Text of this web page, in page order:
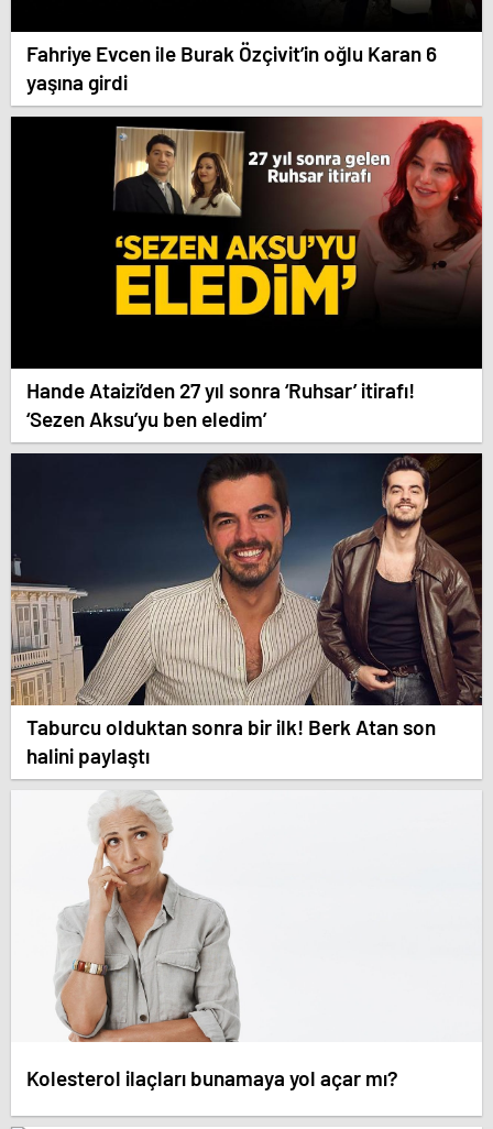
Fahriye Evcen ile Burak Özçivit’in oğlu Karan 6
yaşına girdi
Hande Ataizi’den 27 yıl sonra ‘Ruhsar’ itirafı!
‘Sezen Aksu’yu ben eledim’
Taburcu olduktan sonra bir ilk! Berk Atan son
halini paylaştı
Kolesterol ilaçları bunamaya yol açar mı?